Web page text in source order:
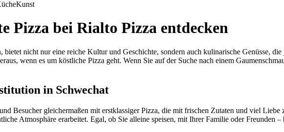
Kunst
Pizza bei Rialto Pizza entdecken
nicht nur eine reiche Kultur und Geschichte, sondern auch kulinarische Genüsse,
wenn es um köstliche Pizza geht. Wenn Sie auf der Suche nach einem
in Schwechat
Besucher gleichermaßen mit erstklassiger Pizza, die mit frischen Zutaten und viel
Atmosphäre erarbeitet. Egal, ob Sie alleine speisen, mit Ihrer Familie oder Freunden